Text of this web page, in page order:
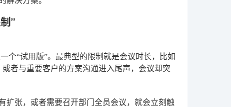
”
个“试用版”。最典型的限制就是会议时长，比如
者与重要客户的方案沟通进入尾声，会议却突
扩张，或者需要召开部门全员会议，就会立刻触